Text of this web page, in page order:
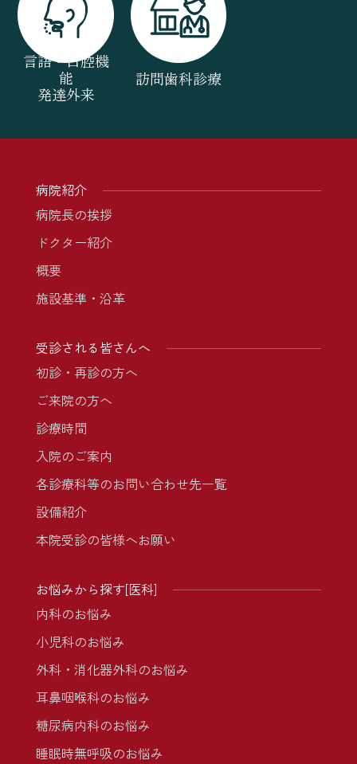
言語・口腔機
能
発達外来
訪問歯科診療
病院紹介
病院長の挨拶
ドクター紹介
概要
施設基準・沿革
受診される皆さんへ
初診・再診の方へ
ご来院の方へ
診療時間
入院のご案内
各診療科等のお問い合わせ先一覧
設備紹介
本院受診の皆様へお願い
お悩みから探す[医科]
内科のお悩み
小児科のお悩み
外科・消化器外科のお悩み
耳鼻咽喉科のお悩み
糖尿病内科のお悩み
睡眠時無呼吸のお悩み